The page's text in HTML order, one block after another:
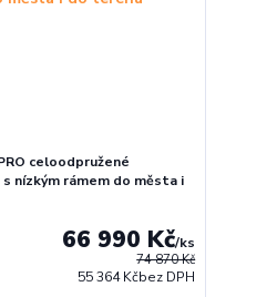
celoodpružené
nízkým rámem do města i
74 870 Kč
66 990 Kč/ks
55 364 Kčbez DPH